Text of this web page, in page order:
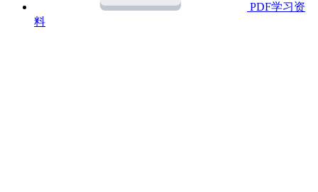
PDF学习资
料